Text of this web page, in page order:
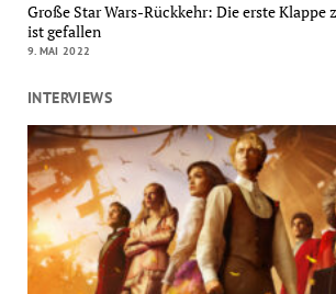
Große Star Wars-Rückkehr: Die erste Klappe
ist gefallen
9. MAI 2022
INTERVIEWS